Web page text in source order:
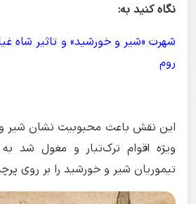
نگاه کنید به:
شهرت «شیر و خورشید» و تاثیر شاه
روم
این نقش باعث محبوبیت نشان شیر
ویژه اقوام ترک‌تبار و مغول شد
تیموریان شیر و خورشید را بر روی